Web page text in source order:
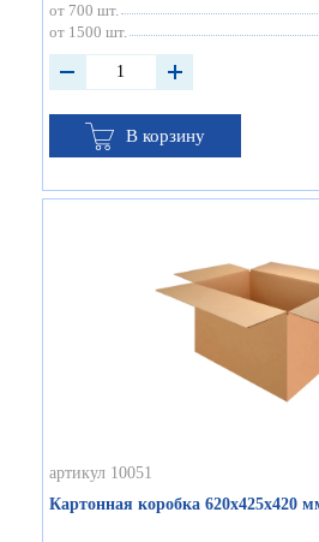
от 700 шт.
от 1500 шт.
В корзину
артикул 10051
Картонная коробка 620х425х420